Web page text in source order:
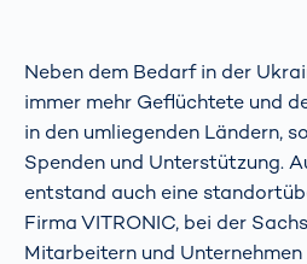
Neben dem Bedarf in der
immer mehr Geflüchtete und
in den umliegenden Ländern,
Spenden und Unterstützung.
entstand auch eine
Firma VITRONIC, bei der
Mitarbeitern und